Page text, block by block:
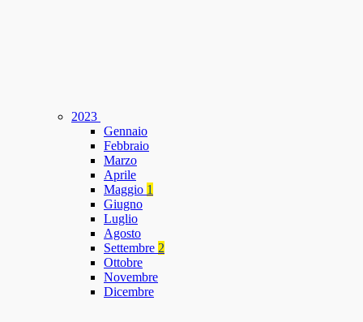
2023
Gennaio
Febbraio
Marzo
Aprile
Maggio 1
Giugno
Luglio
Agosto
Settembre 2
Ottobre
Novembre
Dicembre